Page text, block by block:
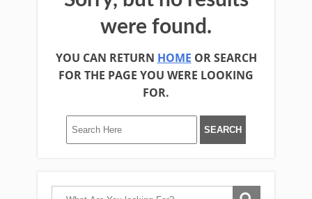
were found.
YOU CAN RETURN HOME OR SEARCH
FOR THE PAGE YOU WERE LOOKING
FOR.